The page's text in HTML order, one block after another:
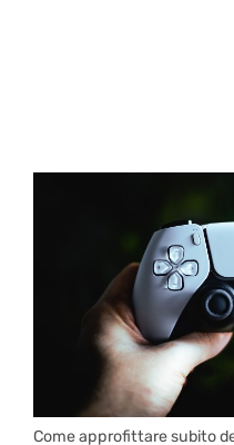
Come approfittare subito